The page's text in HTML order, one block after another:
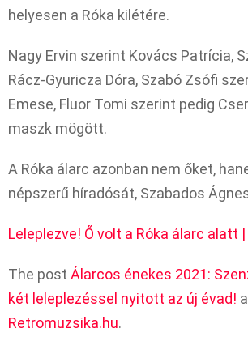
helyesen a Róka kilétére.
Nagy Ervin szerint Kovács Patrícia,
Rácz-Gyuricza Dóra, Szabó Zsófi
Emese, Fluor Tomi szerint pedig
maszk mögött.
A Róka álarc azonban nem őket,
népszerű híradósát, Szabados
Leleplezve! Ő volt a Róka álarc alatt
The post Álarcos énekes 2021:
két leleplezéssel nyitott az új évad!
Retromuzsika.hu.